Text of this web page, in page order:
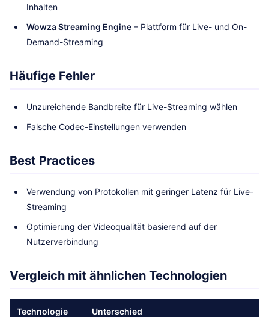
Inhalten
Wowza Streaming Engine – Plattform für Live- und On-
Demand-Streaming
Häufige Fehler
Unzureichende Bandbreite für Live-Streaming wählen
Falsche Codec-Einstellungen verwenden
Best Practices
Verwendung von Protokollen mit geringer Latenz für Live-
Streaming
Optimierung der Videoqualität basierend auf der
Nutzerverbindung
Vergleich mit ähnlichen Technologien
Technologie Unterschied